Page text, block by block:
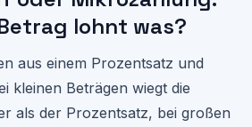
lohnt was?
aus einem Prozentsatz und
kleinen Beträgen wiegt die
als der Prozentsatz, bei großen